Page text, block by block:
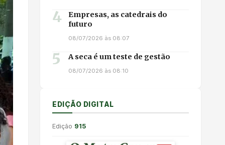
4
Empresas, as catedrais do
futuro
08/07/2026 às 08:07
5 A seca é um teste de gestão
08/07/2026 às 08:10
EDIÇÃO DIGITAL
Edição 915